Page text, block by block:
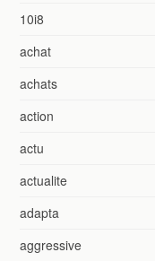
10i8
achat
achats
action
actu
actualite
adapta
aggressive